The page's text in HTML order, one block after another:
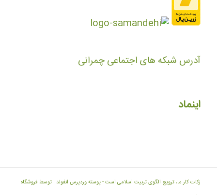
آدرس شبکه های اجتماعی چمرانی
اینماد
زکات کار ما، ترویج الگوی تربیت اسلامی است -پوسته وردپرس انفولد | توسط فروشگاه